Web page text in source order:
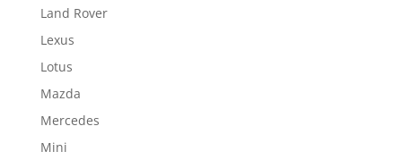
Land Rover
Lexus
Lotus
Mazda
Mercedes
Mini